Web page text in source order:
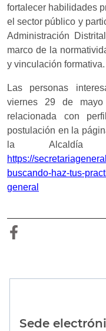
fortalecer habilidades
el sector público y
Administración
marco de la
y vinculación formativa.
Las personas
viernes 29 de
relacionada con
postulación en la
la Alcaldía
https://
buscando-haz-tus-
general
Sede